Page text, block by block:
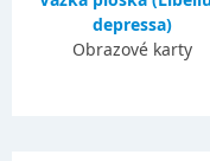
depressa)
Obrazové karty